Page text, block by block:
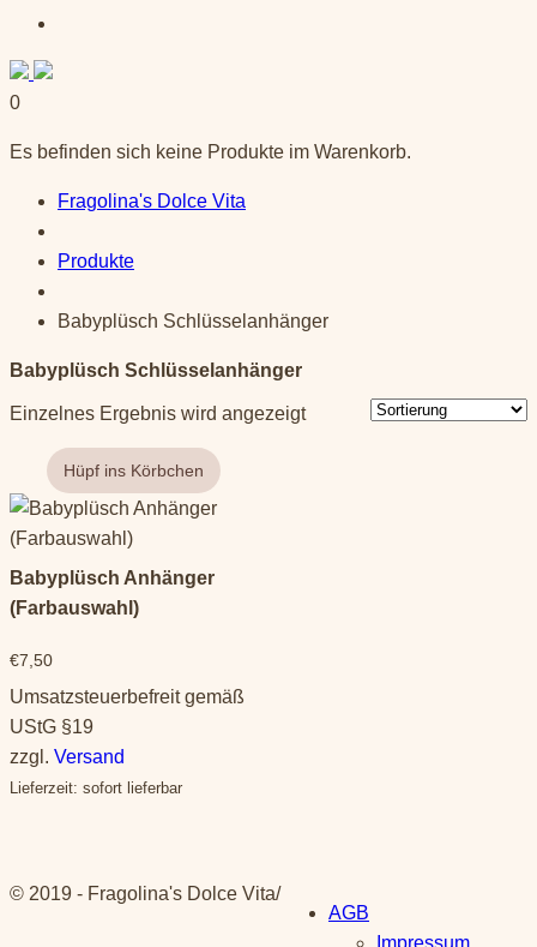
0
Es befinden sich keine Produkte im Warenkorb.
Fragolina's Dolce Vita
Produkte
Babyplüsch Schlüsselanhänger
Babyplüsch Schlüsselanhänger
Einzelnes Ergebnis wird angezeigt
Dieses
Produkt
weist
mehrere
auf.
Die
Optionen
können
auf
werden
Babyplüsch Anhänger
(Farbauswahl)
€7,50
Umsatzsteuerbefreit gemäß
UStG §19
zzgl. Versand
Lieferzeit: sofort lieferbar
© 2019 - Fragolina's Dolce Vita/
AGB